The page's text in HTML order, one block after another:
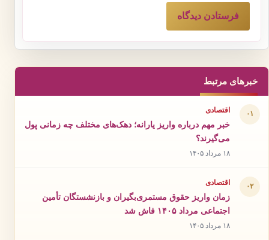
خبرهای مرتبط
۰۱ اقتصادی
خبر مهم درباره واریز یارانه؛ دهک‌های مختلف چه زمانی پول
می‌گیرند؟
۱۸ مرداد ۱۴۰۵
۰۲ اقتصادی
زمان واریز حقوق مستمری‌بگیران و بازنشستگان تأمین
اجتماعی مرداد ۱۴۰۵ فاش شد
۱۸ مرداد ۱۴۰۵